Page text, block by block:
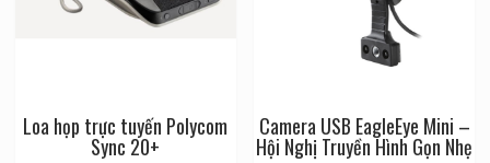
Loa họp trực tuyến Polycom
Sync 20+
Camera USB EagleEye Mini –
Hội Nghị Truyền Hình Gọn Nhẹ